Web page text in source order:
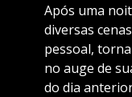
Após uma
diversas
pessoal,
no auge de
do dia